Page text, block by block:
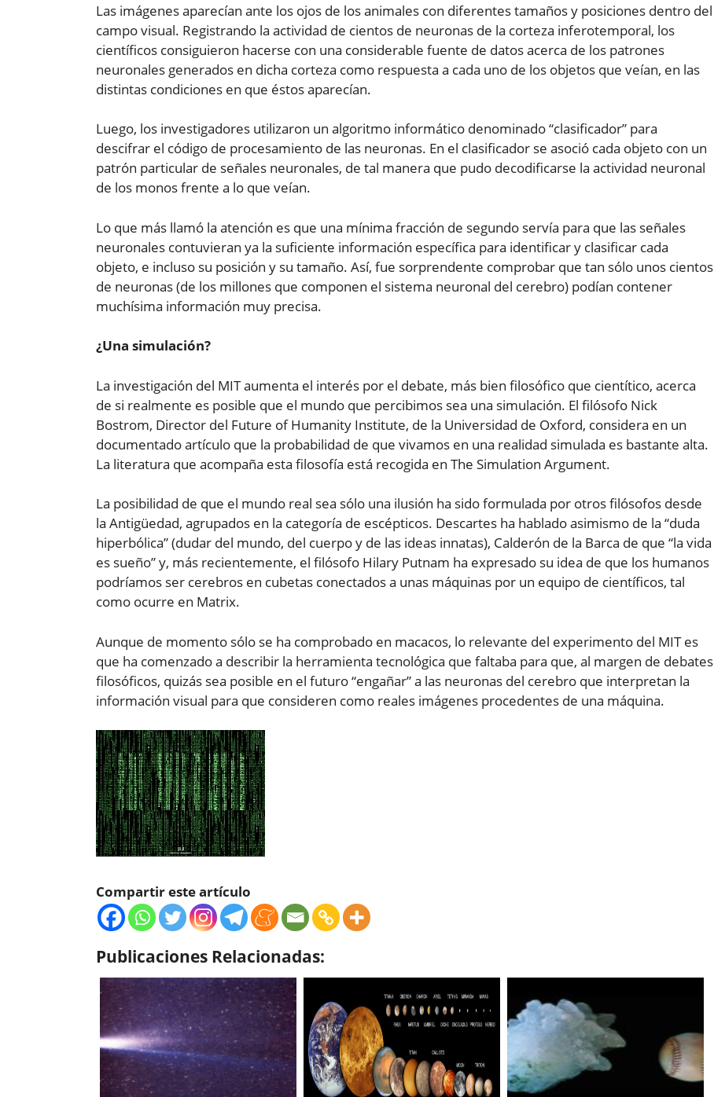
Las imágenes aparecían ante los ojos de los animales con diferentes tamaños y posiciones dentro del
campo visual. Registrando la actividad de cientos de neuronas de la corteza inferotemporal, los
científicos consiguieron hacerse con una considerable fuente de datos acerca de los patrones
neuronales generados en dicha corteza como respuesta a cada uno de los objetos que veían, en las
distintas condiciones en que éstos aparecían.
Luego, los investigadores utilizaron un algoritmo informático denominado “clasificador” para
descifrar el código de procesamiento de las neuronas. En el clasificador se asoció cada objeto con un
patrón particular de señales neuronales, de tal manera que pudo decodificarse la actividad neuronal
de los monos frente a lo que veían.
Lo que más llamó la atención es que una mínima fracción de segundo servía para que las señales
neuronales contuvieran ya la suficiente información específica para identificar y clasificar cada
objeto, e incluso su posición y su tamaño. Así, fue sorprendente comprobar que tan sólo unos cientos
de neuronas (de los millones que componen el sistema neuronal del cerebro) podían contener
muchísima información muy precisa.
¿Una simulación?
La investigación del MIT aumenta el interés por el debate, más bien filosófico que cientítico, acerca
de si realmente es posible que el mundo que percibimos sea una simulación. El filósofo Nick
Bostrom, Director del Future of Humanity Institute, de la Universidad de Oxford, considera en un
documentado artículo que la probabilidad de que vivamos en una realidad simulada es bastante alta.
La literatura que acompaña esta filosofía está recogida en The Simulation Argument.
La posibilidad de que el mundo real sea sólo una ilusión ha sido formulada por otros filósofos desde
la Antigüedad, agrupados en la categoría de escépticos. Descartes ha hablado asimismo de la “duda
hiperbólica” (dudar del mundo, del cuerpo y de las ideas innatas), Calderón de la Barca de que “la vida
es sueño” y, más recientemente, el filósofo Hilary Putnam ha expresado su idea de que los humanos
podríamos ser cerebros en cubetas conectados a unas máquinas por un equipo de científicos, tal
como ocurre en Matrix.
Aunque de momento sólo se ha comprobado en macacos, lo relevante del experimento del MIT es
que ha comenzado a describir la herramienta tecnológica que faltaba para que, al margen de debates
filosóficos, quizás sea posible en el futuro “engañar” a las neuronas del cerebro que interpretan la
información visual para que consideren como reales imágenes procedentes de una máquina.
Compartir este artículo
Publicaciones Relacionadas: